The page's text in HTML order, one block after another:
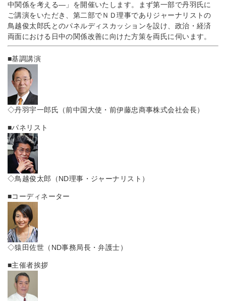
中関係を考える―」を開催いたします。まず第一部で丹羽氏に
ご講演をいただき、第二部でＮＤ理事でありジャーナリストの
鳥越俊太郎氏とのパネルディスカッションを設け、政治・経済
両面における日中の関係改善に向けた方策を両氏に伺います。
■基調講演
◇丹羽宇一郎氏（前中国大使・前伊藤忠商事株式会社会長）
■パネリスト
◇鳥越俊太郎（ND理事・ジャーナリスト）
■コーディネーター
◇猿田佐世（ND事務局長・弁護士）
■主催者挨拶